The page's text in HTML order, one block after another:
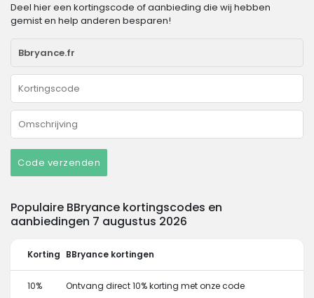
Deel hier een kortingscode of aanbieding die wij hebben
gemist en help anderen besparen!
Code verzenden
Populaire BBryance kortingscodes en
aanbiedingen 7 augustus 2026
Korting BBryance kortingen
10% Ontvang direct 10% korting met onze code